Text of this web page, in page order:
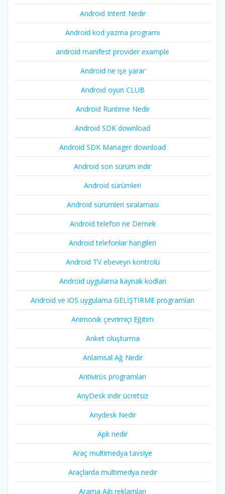
Android Intent Nedir
Android kod yazma programı
android manifest provider example
Android ne işe yarar
Android oyun CLUB
Android Runtime Nedir
Android SDK download
Android SDK Manager download
Android son sürüm indir
Android sürümleri
Android sürümleri sıralaması
Android telefon ne Demek
Android telefonlar hangileri
Android TV ebeveyn kontrolü
Android uygulama kaynak kodları
Android ve iOS uygulama GELİŞTİRME programları
Animonik çevrimiçi Eğitim
Anket oluşturma
Anlamsal Ağ Nedir
Antivirüs programları
AnyDesk indir ücretsiz
Anydesk Nedir
Apk nedir
Araç multimedya tavsiye
Araçlarda multimedya nedir
Arama Ağı reklamları